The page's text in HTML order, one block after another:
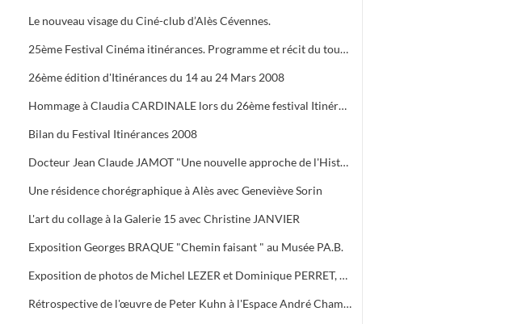
Le nouveau visage du Ciné-club d’Alès Cévennes.
25ème Festival Cinéma itinérances. Programme et récit du tournage dans les cévennes d' "Un homme de trop"
26ème édition d'Itinérances du 14 au 24 Mars 2008
Hommage à Claudia CARDINALE lors du 26ème festival Itinérances. En photo avec Max ROUSTAN, Maire
Bilan du Festival Itinérances 2008
Docteur Jean Claude JAMOT "Une nouvelle approche de l'Histoire et de l'Archéologie appliquée aux Celtes
Une résidence chorégraphique à Alès avec Geneviève Sorin
L'art du collage à la Galerie 15 avec Christine JANVIER
Exposition Georges BRAQUE "Chemin faisant " au Musée PA.B.
Exposition de photos de Michel LEZER et Dominique PERRET, de peintures de Monique SANTORO à l'OFFICE DE TOURISME pour la Féria d'Alès
Rétrospective de l'œuvre de Peter Kuhn à l'Espace André Chamson. Exposition consacrée à Vauban à l'OFFICE DE TOURISME. Présentation de saison hors les murs du cratère